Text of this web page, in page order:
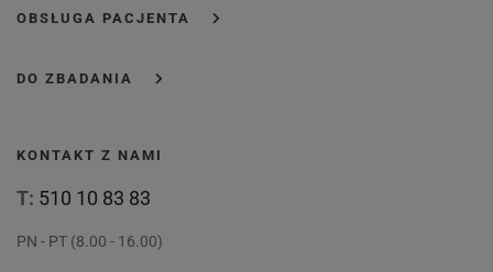
OBSŁUGA PACJENTA
DO ZBADANIA
KONTAKT Z NAMI
T: 510 10 83 83
PN - PT (8.00 - 16.00)